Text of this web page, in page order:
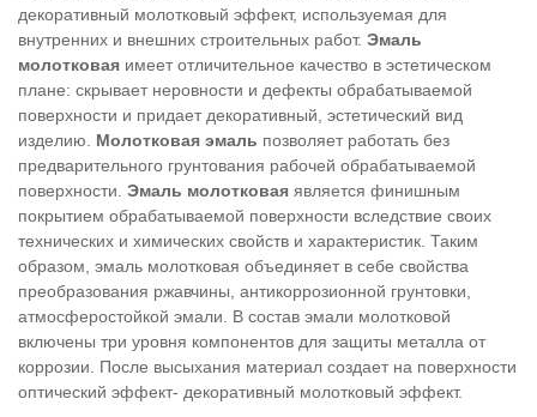
декоративный молотковый эффект, используемая для
внутренних и внешних строительных работ. Эмаль
молотковая имеет отличительное качество в эстетическом
плане: скрывает неровности и дефекты обрабатываемой
поверхности и придает декоративный, эстетический вид
изделию. Молотковая эмаль позволяет работать без
предварительного грунтования рабочей обрабатываемой
поверхности. Эмаль молотковая является финишным
покрытием обрабатываемой поверхности вследствие своих
технических и химических свойств и характеристик. Таким
образом, эмаль молотковая объединяет в себе свойства
преобразования ржавчины, антикоррозионной грунтовки,
атмосферостойкой эмали. В состав эмали молотковой
включены три уровня компонентов для защиты металла от
коррозии. После высыхания материал создает на поверхности
оптический эффект- декоративный молотковый эффект.